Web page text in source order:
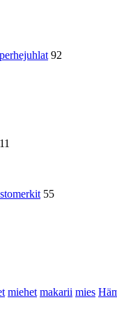
92
11
55
miehet makarii mies